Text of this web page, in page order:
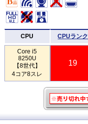
CPU CPUランク
Core i5
8250U
【8世代】
4コア8スレ
19